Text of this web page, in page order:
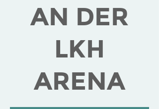
AN DER
LKH
ARENA